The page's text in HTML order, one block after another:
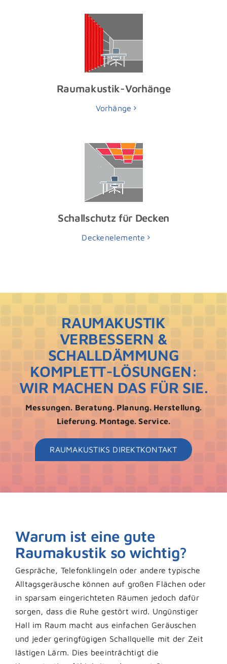
Raumakustik-Vorhänge
Vorhänge
Schallschutz für Decken
Deckenelemente
RAUMAKUSTIK
VERBESSERN &
SCHALLDÄMMUNG
KOMPLETT-LÖSUNGEN:
WIR MACHEN DAS FÜR SIE.
Messungen. Beratung. Planung. Herstellung.
Lieferung. Montage. Service.
RAUMAKUSTIKS DIREKTKONTAKT
Warum ist eine gute
Raumakustik so wichtig?
Gespräche, Telefonklingeln oder andere typische
Alltagsgeräusche können auf großen Flächen oder
in sparsam eingerichteten Räumen jedoch dafür
sorgen, dass die Ruhe gestört wird. Ungünstiger
Hall im Raum macht aus einfachen Geräuschen
und jeder geringfügigen Schallquelle mit der Zeit
lästigen Lärm. Dies beeinträchtigt die